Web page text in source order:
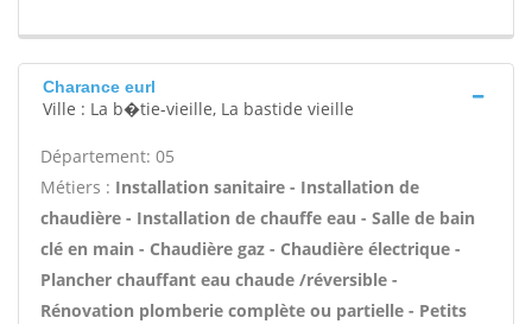
Charance eurl
Ville : La b�tie-vieille, La bastide vieille
Département: 05
Métiers : Installation sanitaire - Installation de
chaudière - Installation de chauffe eau - Salle de bain
clé en main - Chaudière gaz - Chaudière électrique -
Plancher chauffant eau chaude /réversible -
Rénovation plomberie complète ou partielle - Petits